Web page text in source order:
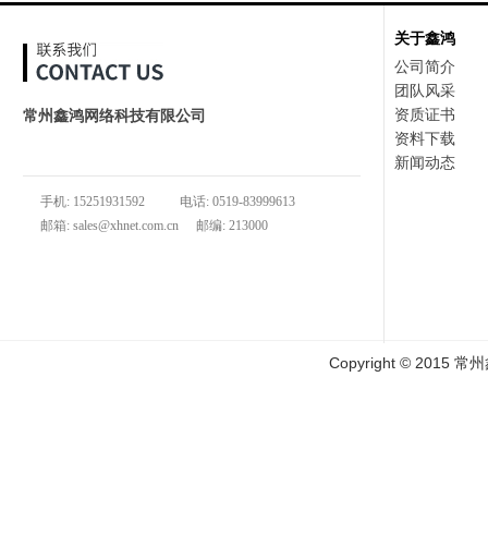
常州鑫鸿网络科技有限公司
手机: 15251931592
电话: 0519-83999613
邮箱: sales@xhnet.com.cn
邮编: 213000
关于鑫鸿
公司简介
团队风采
资质证书
资料下载
新闻动态
Copyright © 2015 常